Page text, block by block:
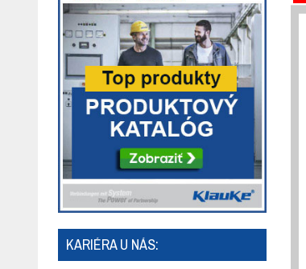
KARIÉRA U NÁS: